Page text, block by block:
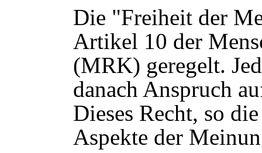
Die "Freiheit der
Artikel 10 der
(MRK) geregelt.
danach Anspruch
Dieses Recht, so
Aspekte der